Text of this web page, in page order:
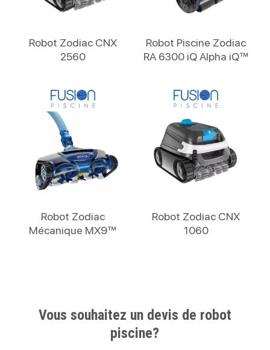
Robot Zodiac CNX
2560
Robot Piscine Zodiac
RA 6300 iQ Alpha iQ™
Robot Zodiac
Mécanique MX9™
Robot Zodiac CNX
1060
Vous souhaitez un devis de robot
piscine?